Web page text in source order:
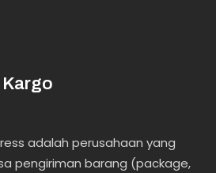
Kargo
adalah perusahaan yang
pengiriman barang (package,